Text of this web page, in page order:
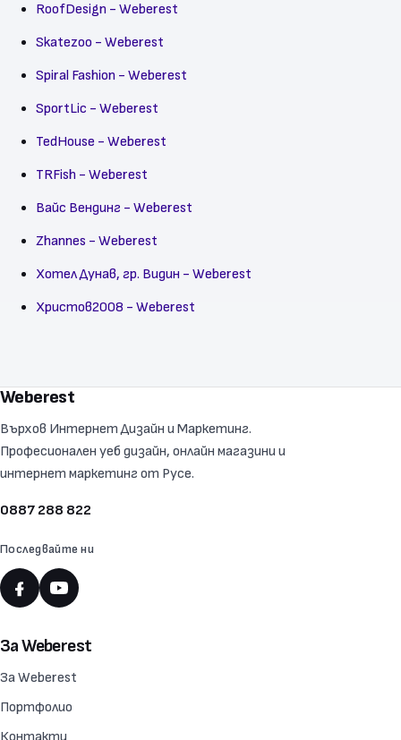
RoofDesign - Weberest
Skatezoo - Weberest
Spiral Fashion - Weberest
SportLic - Weberest
TedHouse - Weberest
TRFish - Weberest
Вайс Вендинг - Weberest
Zhannes - Weberest
Хотел Дунав, гр. Видин - Weberest
Христов2008 - Weberest
Weberest
Върхов Интернет Дизайн и Маркетинг.
Професионален уеб дизайн, онлайн магазини и
интернет маркетинг от Русе.
0887 288 822
Последвайте ни
За Weberest
За Weberest
Портфолио